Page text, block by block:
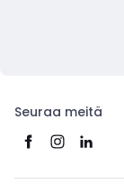
Seuraa meitä